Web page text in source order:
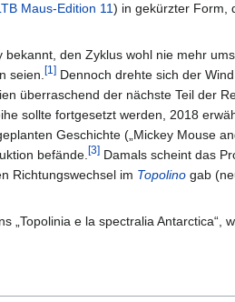
Maus-Edition 11) in gekürzter Form,
den Zyklus wohl nie mehr
seien.[1]Dennoch drehte sich der
überraschend der nächste Teil der
sollte fortgesetzt werden, 2018
Geschichte („Mickey Mouse
befände.[3]Damals scheint das
Richtungswechsel im Topolino gab
e la spectralia Antarctica“,